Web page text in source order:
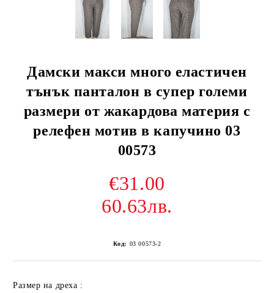
Дамски макси много еластичен
тънък панталон в супер големи
размери от жакардова материя с
релефен мотив в капучино 03
00573
€31.00
60.63лв.
Код: 03 00573-2
Размер на дреха :